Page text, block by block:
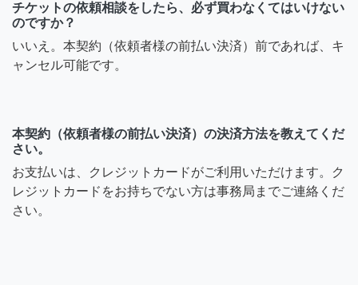
チケットの依頼相談をしたら、必ず買わなくてはいけない
のですか？
いいえ。本契約（依頼者様の前払い決済）前であれば、キ
ャンセル可能です。
本契約（依頼者様の前払い決済）の決済方法を教えてくだ
さい。
お支払いは、クレジットカードがご利用いただけます。ク
レジットカードをお持ちでない方は事務局までご連絡くだ
さい。